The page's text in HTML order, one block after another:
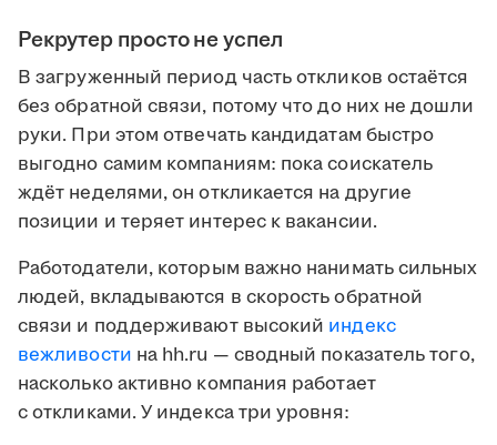
Рекрутер просто не успел
В загруженный период часть откликов остаётся
без обратной связи, потому что до них не дошли
руки. При этом отвечать кандидатам быстро
выгодно самим компаниям: пока соискатель
ждёт неделями, он откликается на другие
позиции и теряет интерес к вакансии.
Работодатели, которым важно нанимать сильных
людей, вкладываются в скорость обратной
связи и поддерживают высокий индекс
вежливости на hh.ru — сводный показатель того,
насколько активно компания работает
с откликами. У индекса три уровня: